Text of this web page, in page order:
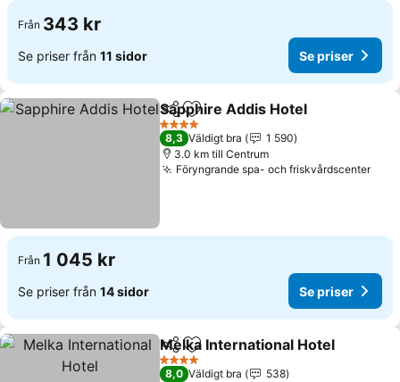
Från 343 kr
Se priser från 11 sidor Se priser
Dela Lägg till i Mina Favoriter
Sapphire Addis Hotel
4 Stjärnor
8,3 Väldigt bra
1 590
3.0 km till Centrum
Föryngrande spa- och friskvårdscenter
Från 1 045 kr
Se priser från 14 sidor Se priser
Dela Lägg till i Mina Favoriter
Melka International Hotel
4 Stjärnor
8,0 Väldigt bra 538